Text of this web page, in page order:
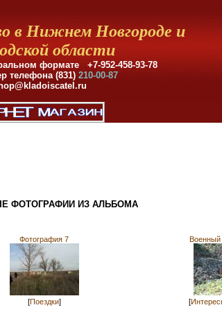
в Нижнем Новгороде и
области
формате +7-952-458-93-78
телефона (831) 210-00-87
ФОТОГРАФИИ ИЗ АЛЬБОМА
Фотография 7
[Поездки]
Военный
[